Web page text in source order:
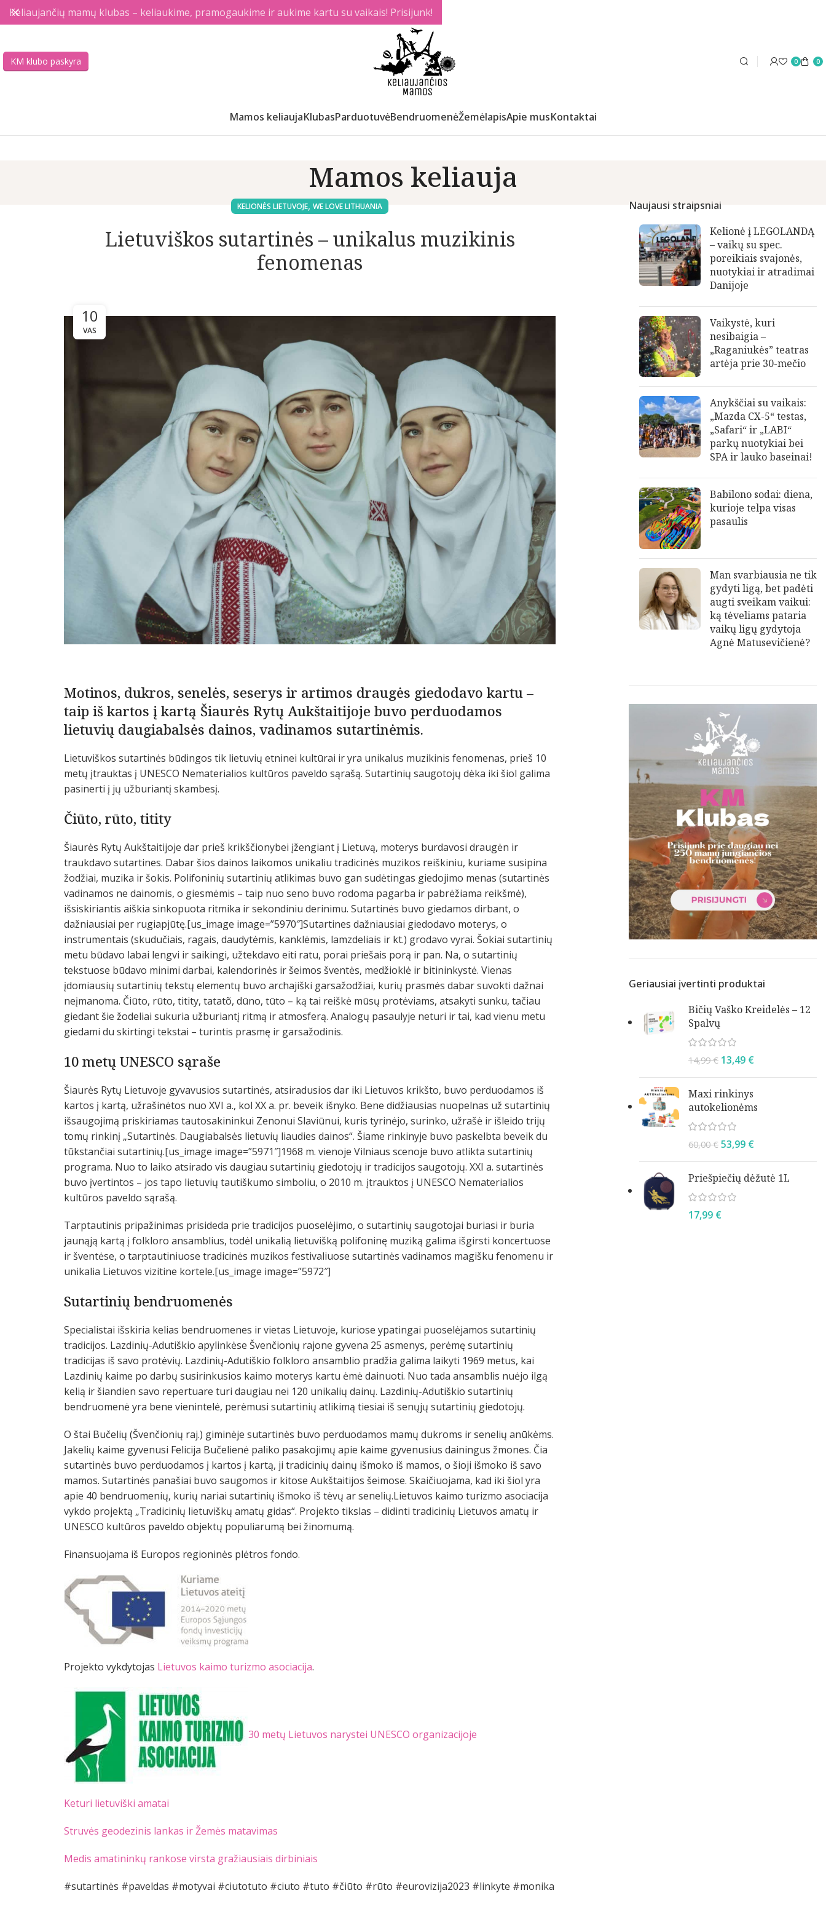
KM klubo paskyra 0 0
Mamos keliaujaKlubasParduotuvėBendruomenėŽemėlapisApie musKontaktai
Mamos keliauja
KELIONĖS LIETUVOJE, WE LOVE LITHUANIA
Lietuviškos sutartinės – unikalus muzikinis
fenomenas
10
VAS
Motinos, dukros, senelės, seserys ir artimos draugės giedodavo kartu –
taip iš kartos į kartą Šiaurės Rytų Aukštaitijoje buvo perduodamos
lietuvių daugiabalsės dainos, vadinamos sutartinėmis.
Lietuviškos sutartinės būdingos tik lietuvių etninei kultūrai ir yra unikalus muzikinis fenomenas, prieš 10
metų įtrauktas į UNESCO Nematerialios kultūros paveldo sąrašą. Sutartinių saugotojų dėka iki šiol galima
pasinerti į jų užburiantį skambesį.
Čiūto, rūto, titity
Šiaurės Rytų Aukštaitijoje dar prieš krikščionybei įžengiant į Lietuvą, moterys burdavosi draugėn ir
traukdavo sutartines. Dabar šios dainos laikomos unikaliu tradicinės muzikos reiškiniu, kuriame susipina
žodžiai, muzika ir šokis. Polifoninių sutartinių atlikimas buvo gan sudėtingas giedojimo menas (sutartinės
vadinamos ne dainomis, o giesmėmis – taip nuo seno buvo rodoma pagarba ir pabrėžiama reikšmė),
išsiskiriantis aiškia sinkopuota ritmika ir sekondiniu derinimu. Sutartinės buvo giedamos dirbant, o
dažniausiai per rugiapjūtę.[us_image image=”5970″]Sutartines dažniausiai giedodavo moterys, o
instrumentais (skudučiais, ragais, daudytėmis, kanklėmis, lamzdeliais ir kt.) grodavo vyrai. Šokiai sutartinių
metu būdavo labai lengvi ir saikingi, užtekdavo eiti ratu, porai priešais porą ir pan. Na, o sutartinių
tekstuose būdavo minimi darbai, kalendorinės ir šeimos šventės, medžioklė ir bitininkystė. Vienas
įdomiausių sutartinių tekstų elementų buvo archajiški garsažodžiai, kurių prasmės dabar suvokti dažnai
neįmanoma. Čiūto, rūto, titity, tatatõ, dūno, tūto – ką tai reiškė mūsų protėviams, atsakyti sunku, tačiau
giedant šie žodeliai sukuria užburiantį ritmą ir atmosferą. Analogų pasaulyje neturi ir tai, kad vienu metu
giedami du skirtingi tekstai – turintis prasmę ir garsažodinis.
10 metų UNESCO sąraše
Šiaurės Rytų Lietuvoje gyvavusios sutartinės, atsiradusios dar iki Lietuvos krikšto, buvo perduodamos iš
kartos į kartą, užrašinėtos nuo XVI a., kol XX a. pr. beveik išnyko. Bene didžiausias nuopelnas už sutartinių
išsaugojimą priskiriamas tautosakininkui Zenonui Slaviūnui, kuris tyrinėjo, surinko, užrašė ir išleido trijų
tomų rinkinį „Sutartinės. Daugiabalsės lietuvių liaudies dainos“. Šiame rinkinyje buvo paskelbta beveik du
tūkstančiai sutartinių.[us_image image=”5971″]1968 m. vienoje Vilniaus scenoje buvo atlikta sutartinių
programa. Nuo to laiko atsirado vis daugiau sutartinių giedotojų ir tradicijos saugotojų. XXI a. sutartinės
buvo įvertintos – jos tapo lietuvių tautiškumo simboliu, o 2010 m. įtrauktos į UNESCO Nematerialios
kultūros paveldo sąrašą.
Tarptautinis pripažinimas prisideda prie tradicijos puoselėjimo, o sutartinių saugotojai buriasi ir buria
jaunąją kartą į folkloro ansamblius, todėl unikalią lietuvišką polifoninę muziką galima išgirsti koncertuose
ir šventėse, o tarptautiniuose tradicinės muzikos festivaliuose sutartinės vadinamos magišku fenomenu ir
unikalia Lietuvos vizitine kortele.[us_image image=”5972″]
Sutartinių bendruomenės
Specialistai išskiria kelias bendruomenes ir vietas Lietuvoje, kuriose ypatingai puoselėjamos sutartinių
tradicijos. Lazdinių-Adutiškio apylinkėse Švenčionių rajone gyvena 25 asmenys, perėmę sutartinių
tradicijas iš savo protėvių. Lazdinių-Adutiškio folkloro ansamblio pradžia galima laikyti 1969 metus, kai
Lazdinių kaime po darbų susirinkusios kaimo moterys kartu ėmė dainuoti. Nuo tada ansamblis nuėjo ilgą
kelią ir šiandien savo repertuare turi daugiau nei 120 unikalių dainų. Lazdinių-Adutiškio sutartinių
bendruomenė yra bene vienintelė, perėmusi sutartinių atlikimą tiesiai iš senųjų sutartinių giedotojų.
O štai Bučelių (Švenčionių raj.) giminėje sutartinės buvo perduodamos mamų dukroms ir senelių anūkėms.
Jakelių kaime gyvenusi Felicija Bučelienė paliko pasakojimų apie kaime gyvenusius dainingus žmones. Čia
sutartinės buvo perduodamos į kartos į kartą, ji tradicinių dainų išmoko iš mamos, o šioji išmoko iš savo
mamos. Sutartinės panašiai buvo saugomos ir kitose Aukštaitijos šeimose. Skaičiuojama, kad iki šiol yra
apie 40 bendruomenių, kurių nariai sutartinių išmoko iš tėvų ar senelių.Lietuvos kaimo turizmo asociacija
vykdo projektą „Tradicinių lietuviškų amatų gidas“. Projekto tikslas – didinti tradicinių Lietuvos amatų ir
UNESCO kultūros paveldo objektų populiarumą bei žinomumą.
Finansuojama iš Europos regioninės plėtros fondo.
Projekto vykdytojas Lietuvos kaimo turizmo asociacija.
30 metų Lietuvos narystei UNESCO organizacijoje
Keturi lietuviški amatai
Struvės geodezinis lankas ir Žemės matavimas
Medis amatininkų rankose virsta gražiausiais dirbiniais
#sutartinės #paveldas #motyvai #ciutotuto #ciuto #tuto #čiūto #rūto #eurovizija2023 #linkyte #monika
Naujausi straipsniai
Kelionė į LEGOLANDĄ
– vaikų su spec.
poreikiais svajonės,
nuotykiai ir atradimai
Danijoje
Vaikystė, kuri
nesibaigia –
„Raganiukės” teatras
artėja prie 30-mečio
Anykščiai su vaikais:
„Mazda CX-5“ testas,
„Safari“ ir „LABI“
parkų nuotykiai bei
SPA ir lauko baseinai!
Babilono sodai: diena,
kurioje telpa visas
pasaulis
Man svarbiausia ne tik
gydyti ligą, bet padėti
augti sveikam vaikui:
ką tėveliams pataria
vaikų ligų gydytoja
Agnė Matusevičienė?
Geriausiai įvertinti produktai
Bičių Vaško Kreidelės – 12
Spalvų
14,99€ 13,49 €
Maxi rinkinys
autokelionėms
60,00€ 53,99 €
Priešpiečių dėžutė 1L
17,99 €
Keliaujančių mamų klubas – keliaukime, pramogaukime ir aukime kartu su vaikais! Prisijunk!